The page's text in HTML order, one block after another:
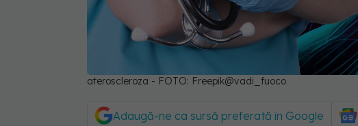
ateroscleroza - FOTO: Freepik@vadi_fuoco
Adaugă-ne ca sursă preferată în Google